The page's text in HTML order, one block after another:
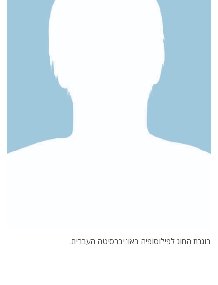
בוגרת החוג לפילוסופיה באוניברסיטה העברית.